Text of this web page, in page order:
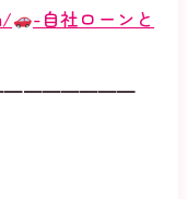
-自社ローンと